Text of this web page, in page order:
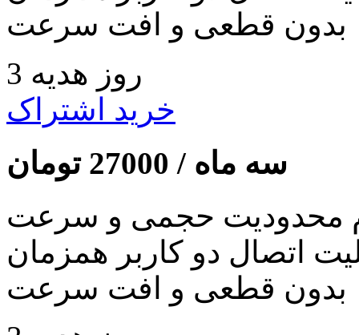
بدون قطعی و افت سرعت
3 روز هدیه
خرید اشتراک
سه ماه / 27000 تومان
محدودیت حجمی و سرعت
اتصال دو کاربر همزمان
بدون قطعی و افت سرعت